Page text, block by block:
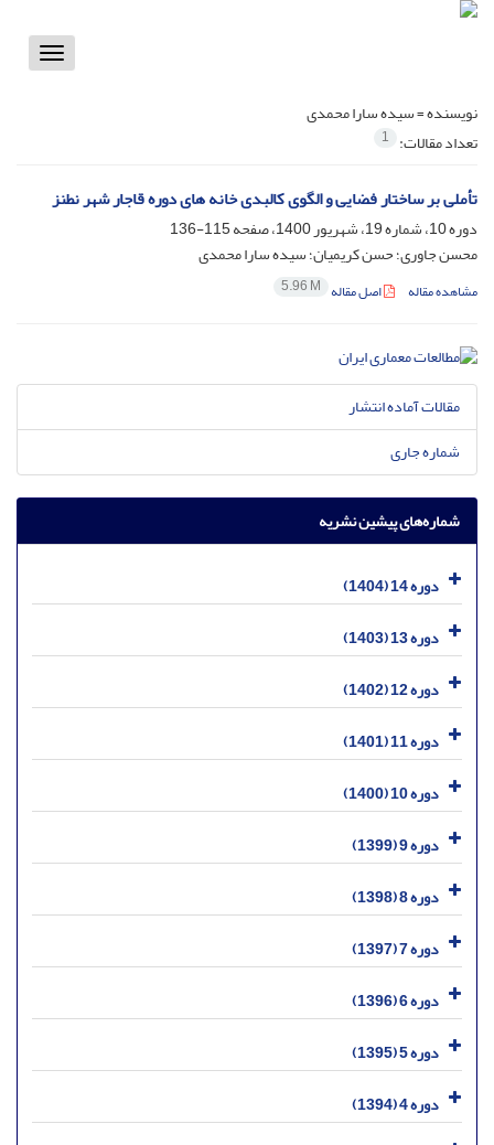
Toggle
نویسنده =سیده سارا محمدی
تعداد مقالات: 1
تأملی بر ساختار فضایی و الگوی کالبدی خانه‬ های دوره قاجار شهر نطنز
دوره 10، شماره 19، شهریور 1400، صفحه
115-136
محسن جاوری؛ حسن کریمیان؛ سیده سارا محمدی
مشاهده مقاله اصل مقاله 5.96 M
مقالات آماده انتشار
شماره جاری
شماره‌های پیشین نشریه
دوره 14 (1404)
دوره 13 (1403)
دوره 12 (1402)
دوره 11 (1401)
دوره 10 (1400)
دوره 9 (1399)
دوره 8 (1398)
دوره 7 (1397)
دوره 6 (1396)
دوره 5 (1395)
دوره 4 (1394)